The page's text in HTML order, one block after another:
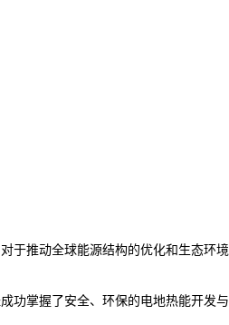
于推动全球能源结构的优化和生态环境
功掌握了安全、环保的电地热能开发与